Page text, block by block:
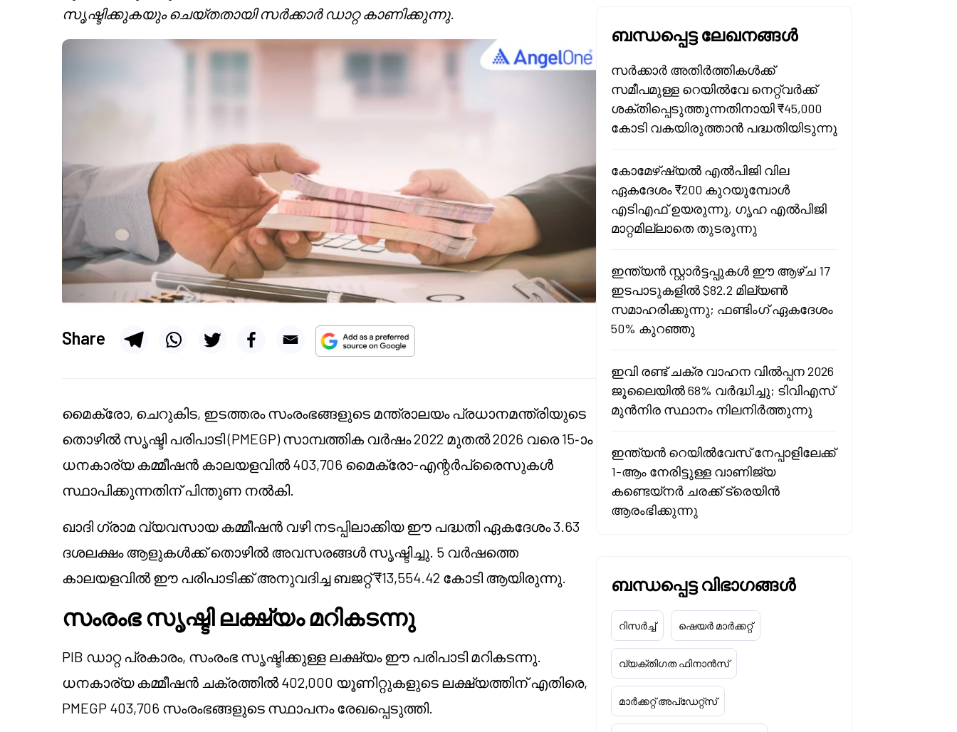
സൃഷ്ടിക്കുകയും ചെയ്തതായി സർക്കാർ ഡാറ്റ കാണിക്കുന്നു.
Share
മൈക്രോ, ചെറുകിട, ഇടത്തരം സംരംഭങ്ങളുടെ മന്ത്രാലയം പ്രധാനമന്ത്രിയുടെ
തൊഴിൽ സൃഷ്ടി പരിപാടി (PMEGP) സാമ്പത്തിക വർഷം 2022 മുതൽ 2026 വരെ 15-ാം
ധനകാര്യ കമ്മീഷൻ കാലയളവിൽ 403,706 മൈക്രോ-എന്റർപ്രൈസുകൾ
സ്ഥാപിക്കുന്നതിന് പിന്തുണ നൽകി.
ഖാദി ഗ്രാമ വ്യവസായ കമ്മീഷൻ വഴി നടപ്പിലാക്കിയ ഈ പദ്ധതി ഏകദേശം 3.63
ദശലക്ഷം ആളുകൾക്ക് തൊഴിൽ അവസരങ്ങൾ സൃഷ്ടിച്ചു. 5 വർഷത്തെ
കാലയളവിൽ ഈ പരിപാടിക്ക് അനുവദിച്ച ബജറ്റ് ₹13,554.42 കോടി ആയിരുന്നു.
സംരംഭ സൃഷ്ടി ലക്ഷ്യം മറികടന്നു
PIB ഡാറ്റ പ്രകാരം, സംരംഭ സൃഷ്ടിക്കുള്ള ലക്ഷ്യം ഈ പരിപാടി മറികടന്നു.
ധനകാര്യ കമ്മീഷൻ ചക്രത്തിൽ 402,000 യൂണിറ്റുകളുടെ ലക്ഷ്യത്തിന് എതിരെ,
PMEGP 403,706 സംരംഭങ്ങളുടെ സ്ഥാപനം രേഖപ്പെടുത്തി.
ബന്ധപ്പെട്ട ലേഖനങ്ങൾ
സർക്കാർ അതിർത്തികൾക്ക്
സമീപമുള്ള റെയിൽവേ നെറ്റ്‌വർക്ക്
ശക്തിപ്പെടുത്തുന്നതിനായി ₹45,000
കോടി വകയിരുത്താൻ പദ്ധതിയിടുന്നു
കോമേഴ്ഷ്യൽ എൽപിജി വില
ഏകദേശം ₹200 കുറയുമ്പോൾ
എടിഎഫ് ഉയരുന്നു, ഗൃഹ എൽപിജി
മാറ്റമില്ലാതെ തുടരുന്നു
ഇന്ത്യൻ സ്റ്റാർട്ടപ്പുകൾ ഈ ആഴ്ച 17
ഇടപാടുകളിൽ $82.2 മില്യൺ
സമാഹരിക്കുന്നു; ഫണ്ടിംഗ് ഏകദേശം
50% കുറഞ്ഞു
ഇവി രണ്ട് ചക്ര വാഹന വിൽപ്പന 2026
ജൂലൈയിൽ 68% വർദ്ധിച്ചു; ടിവിഎസ്
മുൻനിര സ്ഥാനം നിലനിർത്തുന്നു
ഇന്ത്യൻ റെയിൽവേസ് നേപ്പാളിലേക്ക്
1-ആം നേരിട്ടുള്ള വാണിജ്യ
കണ്ടെയ്‌നർ ചരക്ക് ട്രെയിൻ
ആരംഭിക്കുന്നു
ബന്ധപ്പെട്ട വിഭാഗങ്ങൾ
റിസർച്ച് ഷെയർ മാർക്കറ്റ്
വ്യക്തിഗത ഫിനാൻസ്
മാർക്കറ്റ് അപ്‌ഡേറ്റ്സ്